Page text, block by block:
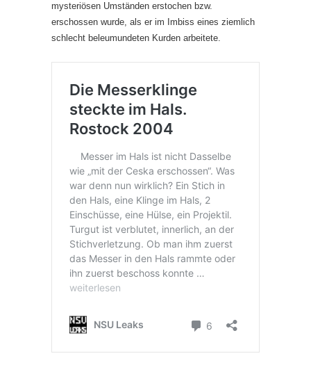
mysteriösen Umständen erstochen bzw.
erschossen wurde, als er im Imbiss eines ziemlich
schlecht beleumundeten Kurden arbeitete.